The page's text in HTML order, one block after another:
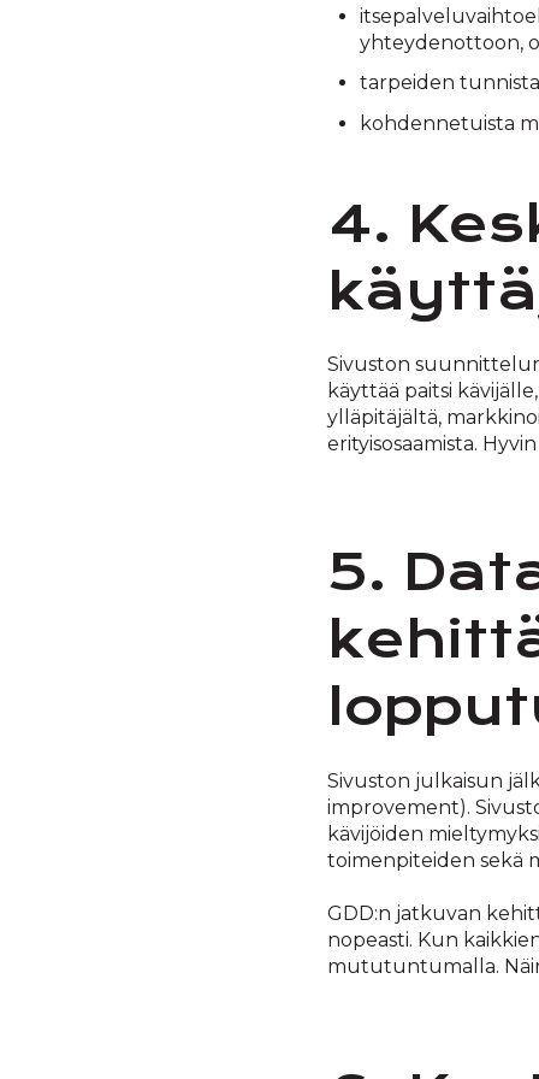
yhteydenottoon,
tarpeiden
kohdennetuista
4.
Sivuston
käyttää paitsi
ylläpitäjältä,
erityisosaamista.
5.
Sivuston julkaisun
improvement).
kävijöiden
toimenpiteiden sekä
GDD:n jatkuvan
nopeasti. Kun
mututuntumalla.